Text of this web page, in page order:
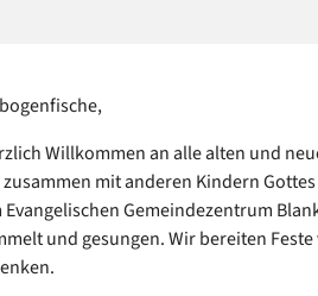
Willkommen an alle alten und
mit anderen Kindern
Evangelischen Gemeindezentrum
und gesungen. Wir bereiten